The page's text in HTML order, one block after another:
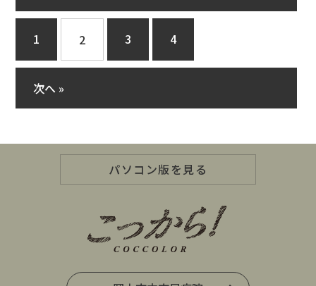
1 2 3 4
次へ »
パソコン版を見る